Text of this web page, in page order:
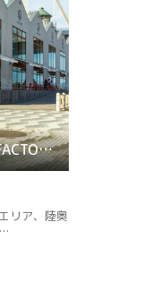
エーファクトリー（A-FACTORY）
リア、陸奥